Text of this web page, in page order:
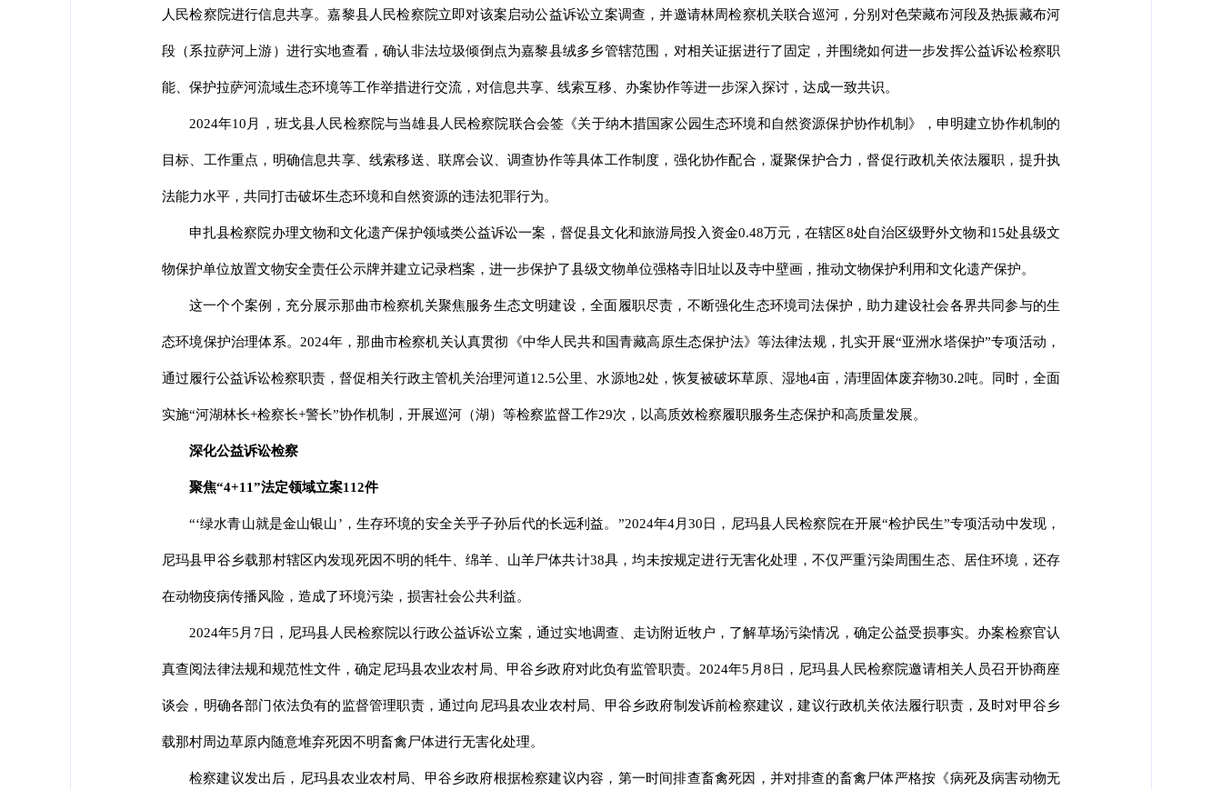
人民检察院进行信息共享。嘉黎县人民检察院立即对该案启动公益诉讼立案调查，并邀请林周检察机关联合巡河，分别对色荣藏布河段及热振藏布河
段（系拉萨河上游）进行实地查看，确认非法垃圾倾倒点为嘉黎县绒多乡管辖范围，对相关证据进行了固定，并围绕如何进一步发挥公益诉讼检察职
能、保护拉萨河流域生态环境等工作举措进行交流，对信息共享、线索互移、办案协作等进一步深入探讨，达成一致共识。
2024年10月，班戈县人民检察院与当雄县人民检察院联合会签《关于纳木措国家公园生态环境和自然资源保护协作机制》，申明建立协作机制的
目标、工作重点，明确信息共享、线索移送、联席会议、调查协作等具体工作制度，强化协作配合，凝聚保护合力，督促行政机关依法履职，提升执
法能力水平，共同打击破坏生态环境和自然资源的违法犯罪行为。
申扎县检察院办理文物和文化遗产保护领域类公益诉讼一案，督促县文化和旅游局投入资金0.48万元，在辖区8处自治区级野外文物和15处县级文
物保护单位放置文物安全责任公示牌并建立记录档案，进一步保护了县级文物单位强格寺旧址以及寺中壁画，推动文物保护利用和文化遗产保护。
这一个个案例，充分展示那曲市检察机关聚焦服务生态文明建设，全面履职尽责，不断强化生态环境司法保护，助力建设社会各界共同参与的生
态环境保护治理体系。2024年，那曲市检察机关认真贯彻《中华人民共和国青藏高原生态保护法》等法律法规，扎实开展“亚洲水塔保护”专项活动，
通过履行公益诉讼检察职责，督促相关行政主管机关治理河道12.5公里、水源地2处，恢复被破坏草原、湿地4亩，清理固体废弃物30.2吨。同时，全面
实施“河湖林长+检察长+警长”协作机制，开展巡河（湖）等检察监督工作29次，以高质效检察履职服务生态保护和高质量发展。
深化公益诉讼检察
聚焦“4+11”法定领域立案112件
“‘绿水青山就是金山银山’，生存环境的安全关乎子孙后代的长远利益。”2024年4月30日，尼玛县人民检察院在开展“检护民生”专项活动中发现，
尼玛县甲谷乡载那村辖区内发现死因不明的牦牛、绵羊、山羊尸体共计38具，均未按规定进行无害化处理，不仅严重污染周围生态、居住环境，还存
在动物疫病传播风险，造成了环境污染，损害社会公共利益。
2024年5月7日，尼玛县人民检察院以行政公益诉讼立案，通过实地调查、走访附近牧户，了解草场污染情况，确定公益受损事实。办案检察官认
真查阅法律法规和规范性文件，确定尼玛县农业农村局、甲谷乡政府对此负有监管职责。2024年5月8日，尼玛县人民检察院邀请相关人员召开协商座
谈会，明确各部门依法负有的监督管理职责，通过向尼玛县农业农村局、甲谷乡政府制发诉前检察建议，建议行政机关依法履行职责，及时对甲谷乡
载那村周边草原内随意堆弃死因不明畜禽尸体进行无害化处理。
检察建议发出后，尼玛县农业农村局、甲谷乡政府根据检察建议内容，第一时间排查畜禽死因，并对排查的畜禽尸体严格按《病死及病害动物无